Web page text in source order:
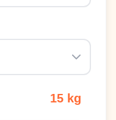
15 kg